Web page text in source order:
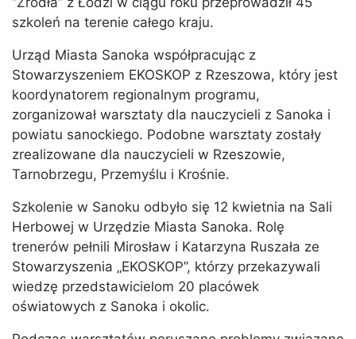
szkoleń na terenie całego kraju.
Urząd Miasta Sanoka współpracując z
Stowarzyszeniem EKOSKOP z Rzeszowa, który jest
koordynatorem regionalnym programu,
zorganizował warsztaty dla nauczycieli z Sanoka i
powiatu sanockiego. Podobne warsztaty zostały
zrealizowane dla nauczycieli w Rzeszowie,
Tarnobrzegu, Przemyślu i Krośnie.
Szkolenie w Sanoku odbyło się 12 kwietnia na Sali
Herbowej w Urzędzie Miasta Sanoka. Rolę
trenerów pełnili Mirosław i Katarzyna Ruszała ze
Stowarzyszenia „EKOSKOP”, którzy przekazywali
wiedzę przedstawicielom 20 placówek
oświatowych z Sanoka i okolic.